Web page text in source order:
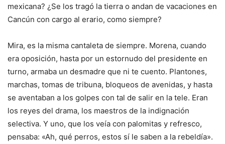
mexicana? ¿Se los tragó la tierra o andan de vacaciones en
Cancún con cargo al erario, como siempre?
Mira, es la misma cantaleta de siempre. Morena, cuando
era oposición, hasta por un estornudo del presidente en
turno, armaba un desmadre que ni te cuento. Plantones,
marchas, tomas de tribuna, bloqueos de avenidas, y hasta
se aventaban a los golpes con tal de salir en la tele. Eran
los reyes del drama, los maestros de la indignación
selectiva. Y uno, que los veía con palomitas y refresco,
pensaba: «Ah, qué perros, estos sí le saben a la rebeldía».